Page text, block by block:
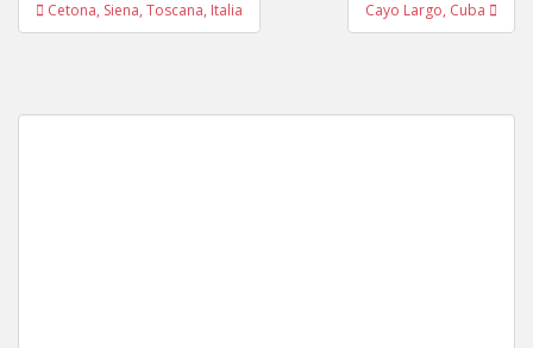
de
Cetona, Siena, Toscana, Italia Cayo Largo, Cuba